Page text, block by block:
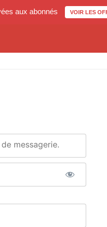
aux abonnés VOIR LES
messagerie.